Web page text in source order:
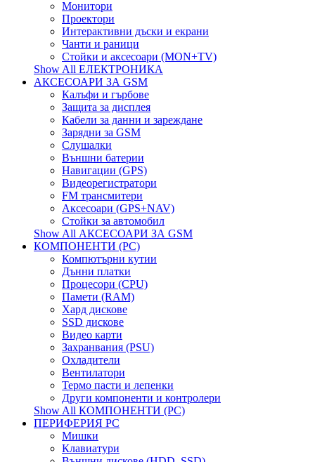
Монитори
Проектори
Интерактивни дъски и екрани
Чанти и раници
Стойки и аксесоари (MON+TV)
Show All ЕЛЕКТРОНИКА
АКСЕСОАРИ ЗА GSM
Калъфи и гърбове
Защита за дисплея
Кабели за данни и зареждане
Зарядни за GSM
Слушалки
Външни батерии
Навигации (GPS)
Видеорегистратори
FM трансмитери
Аксесоари (GPS+NAV)
Стойки за автомобил
Show All АКСЕСОАРИ ЗА GSM
КОМПОНЕНТИ (PC)
Компютърни кутии
Дънни платки
Процесори (CPU)
Памети (RAM)
Хард дискове
SSD дискове
Видео карти
Захранвания (PSU)
Охладители
Вентилатори
Термо пасти и лепенки
Други компоненти и контролери
Show All КОМПОНЕНТИ (PC)
ПЕРИФЕРИЯ PC
Мишки
Клавиатури